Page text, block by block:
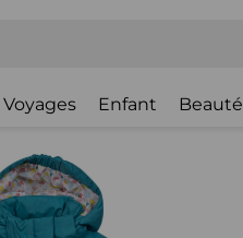
Voyages Enfant Beauté